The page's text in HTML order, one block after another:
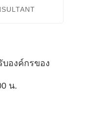
องค์กรของ
น.